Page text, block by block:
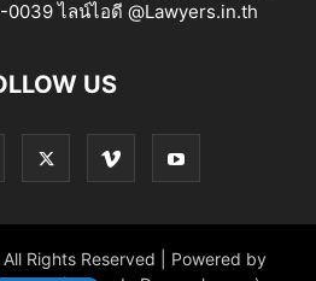
ไลน์ไอดี @Lawyers.in.th
US
Rights Reserved | Powered by